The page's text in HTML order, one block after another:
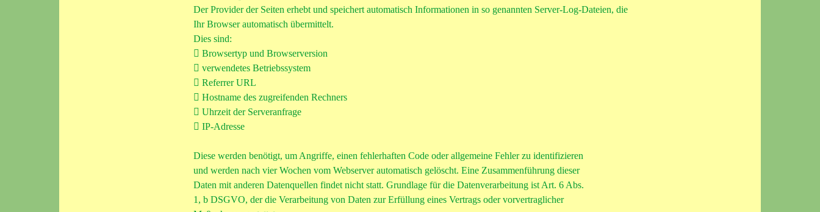
Der Provider der Seiten erhebt und speichert automatisch Informationen in so genannten Server-Log-Dateien, die
Ihr Browser automatisch übermittelt.
Dies sind:
 Browsertyp und Browserversion
 verwendetes Betriebssystem
 Referrer URL
 Hostname des zugreifenden Rechners
 Uhrzeit der Serveranfrage
 IP-Adresse
Diese werden benötigt, um Angriffe, einen fehlerhaften Code oder allgemeine Fehler zu identifizieren
und werden nach vier Wochen vom Webserver automatisch gelöscht. Eine Zusammenführung dieser
Daten mit anderen Datenquellen findet nicht statt. Grundlage für die Datenverarbeitung ist Art. 6 Abs.
1, b DSGVO, der die Verarbeitung von Daten zur Erfüllung eines Vertrags oder vorvertraglicher